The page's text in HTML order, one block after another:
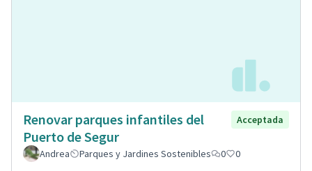
Renovar parques infantiles del
Puerto de Segur
Acceptada
Andrea Parques y Jardines Sostenibles 0 0